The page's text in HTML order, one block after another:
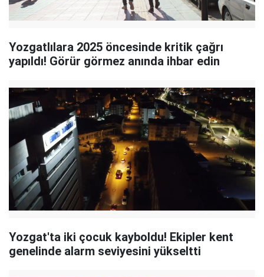
Yozgatlılara 2025 öncesinde kritik çağrı
yapıldı! Görür görmez anında ihbar edin
Yozgat'ta iki çocuk kayboldu! Ekipler kent
genelinde alarm seviyesini yükseltti